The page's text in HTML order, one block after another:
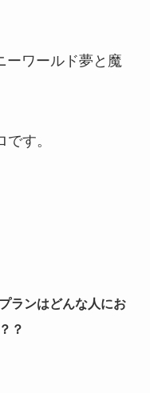
ーワールド夢と魔
す。
ランはどんな人にお
？